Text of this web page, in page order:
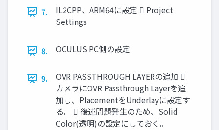
7.
IL2CPP、ARM64に設定  Project
Settings
8. OCULUS PC側の設定
9.
OVR PASSTHROUGH LAYERの追加 
カメラにOVR Passthrough Layerを追
加し、PlacementをUnderlayに設定す
る。  後述問題発生のため、Solid
Color(透明)の設定にしておく。